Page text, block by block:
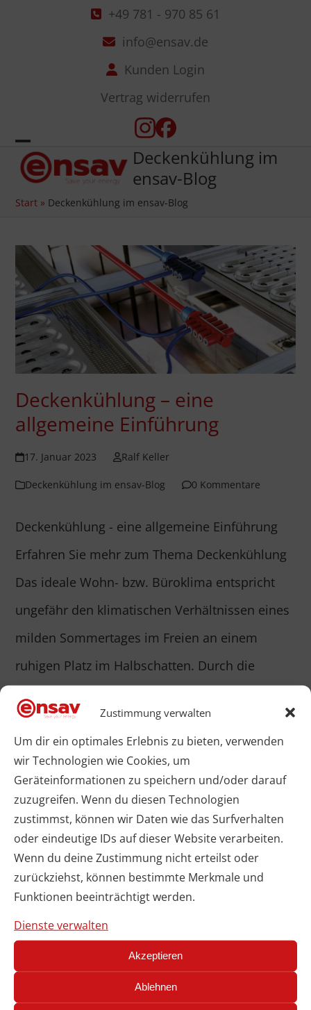
Zustimmung verwalten
Um dir ein optimales Erlebnis zu bieten, verwenden
wir Technologien wie Cookies, um
Geräteinformationen zu speichern und/oder darauf
zuzugreifen. Wenn du diesen Technologien
zustimmst, können wir Daten wie das Surfverhalten
oder eindeutige IDs auf dieser Website verarbeiten.
Wenn du deine Zustimmung nicht erteilst oder
zurückziehst, können bestimmte Merkmale und
Funktionen beeinträchtigt werden.
Dienste verwalten
Akzeptieren
Ablehnen
+49 781 - 970 85 61
info@ensav.de
Kunden Login
Vertrag widerrufen
InstagramFacebook
Open
mobile
Close
mobile
Deckenkühlung im
ensav-Blog
Start » Deckenkühlung im ensav-Blog
Deckenkühlung – eine
allgemeine Einführung
17. Januar 2023 Ralf Keller
Deckenkühlung im ensav-Blog 0 Kommentare
Deckenkühlung - eine allgemeine Einführung
Erfahren Sie mehr zum Thema Deckenkühlung
Das ideale Wohn- bzw. Büroklima entspricht
ungefähr den klimatischen Verhältnissen eines
milden Sommertages im Freien an einem
ruhigen Platz im Halbschatten. Durch die
und…
Mehr Lesen
Service Hotline
Unterstützung und Beratung unter:
0049 781 9708561
erreichbar für Sie
Mo-Fr, 09:00 - 17:00 Uhr